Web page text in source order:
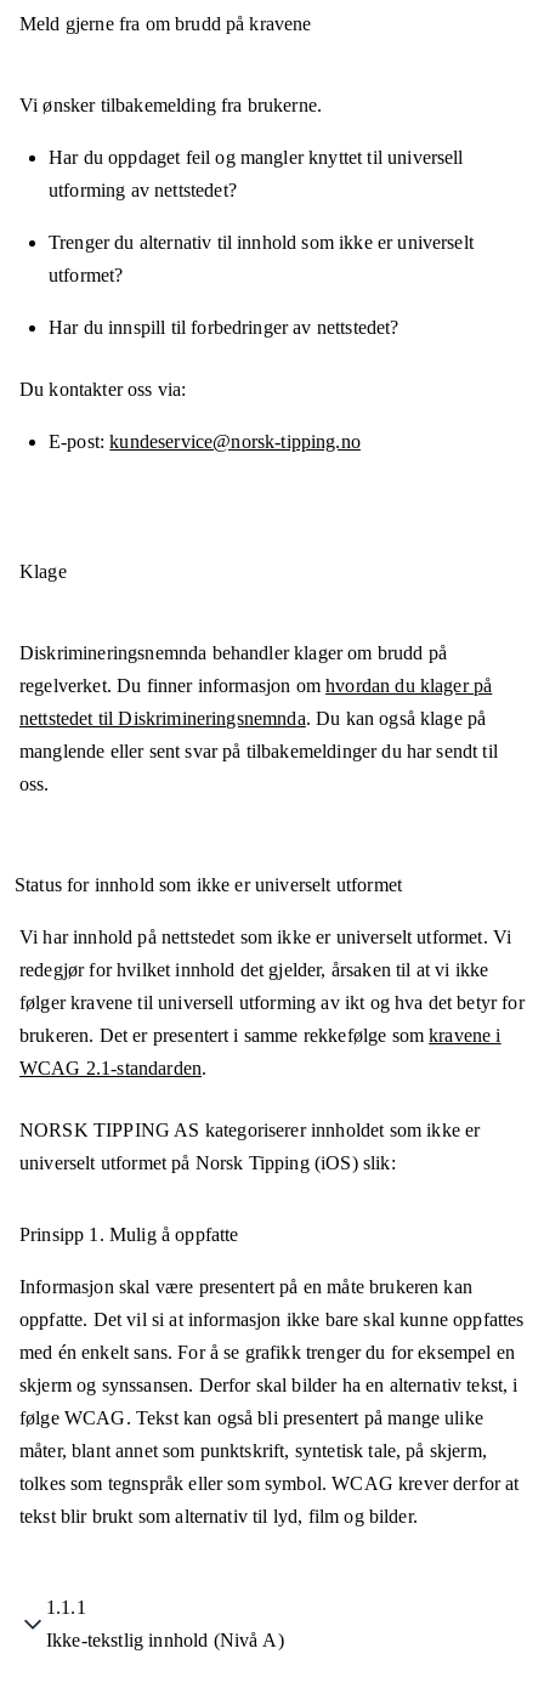
Meld gjerne fra om brudd på kravene
Vi ønsker tilbakemelding fra brukerne.
Har du oppdaget feil og mangler knyttet til universell
utforming av nettstedet?
Trenger du alternativ til innhold som ikke er universelt
utformet?
Har du innspill til forbedringer av nettstedet?
Du kontakter oss via:
E-post kundeservice@norsk-tipping.no
Klage
Diskrimineringsnemnda behandler klager om brudd på
regelverket. Du finner informasjon omhvordan du klager på
nettstedet til Diskrimineringsnemnda. Du kan også klage på
manglende eller sent svar på tilbakemeldinger du har sendt til
oss.
Status for innhold som ikke er universelt utformet
Vi har innhold på nettstedet som ikke er universelt utformet. Vi
redegjør for hvilket innhold det gjelder, årsaken til at vi ikke
følger kravene til universell utforming av ikt og hva det betyr for
brukeren. Det er presentert i samme rekkefølge somkravene i
WCAG 2.1-standarden.
NORSK TIPPING AS kategoriserer innholdet som ikke er
universelt utformet på Norsk Tipping (iOS)slik:
Prinsipp 1. Mulig å oppfatte
Informasjon skal være presentert på en måte brukeren kan
oppfatte. Det vil si at informasjon ikke bare skal kunne oppfattes
med én enkelt sans. For å se grafikk trenger du for eksempel en
skjerm og synssansen. Derfor skal bilder ha en alternativ tekst, i
følge WCAG. Tekst kan også bli presentert på mange ulike
måter, blant annet som punktskrift, syntetisk tale, på skjerm,
tolkes som tegnspråk eller som symbol. WCAG krever derfor at
tekst blir brukt som alternativ til lyd, film og bilder.
1.1.1
Ikke-tekstlig innhold (Nivå A)